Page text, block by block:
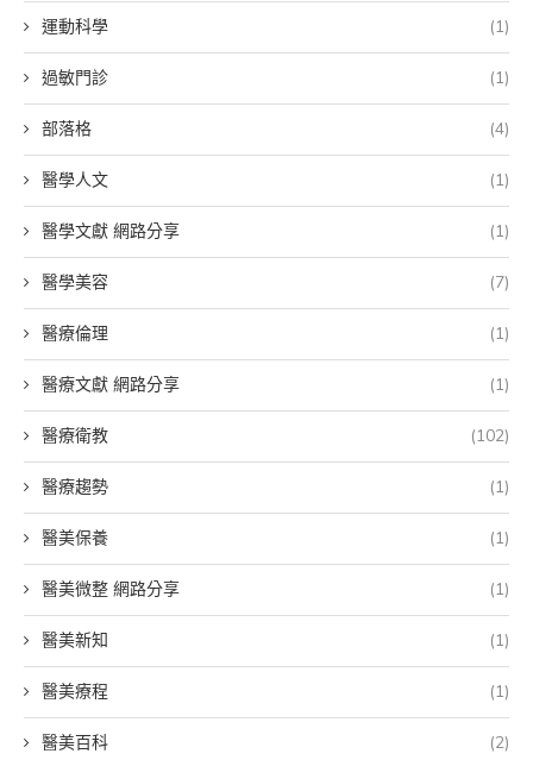
運動科學 (1)
過敏門診 (1)
部落格 (4)
醫學人文 (1)
醫學文獻 網路分享 (1)
醫學美容 (7)
醫療倫理 (1)
醫療文獻 網路分享 (1)
醫療衛教 (102)
醫療趨勢 (1)
醫美保養 (1)
醫美微整 網路分享 (1)
醫美新知 (1)
醫美療程 (1)
醫美百科 (2)